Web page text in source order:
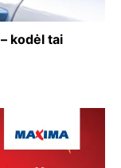
kodėl tai